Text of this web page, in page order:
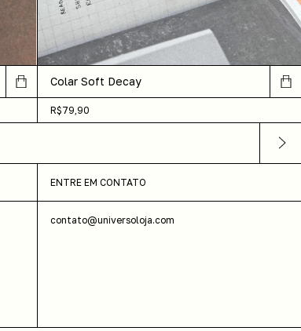
Colar Soft Decay
R$79,90
ENTRE EM CONTATO
contato@universoloja.com